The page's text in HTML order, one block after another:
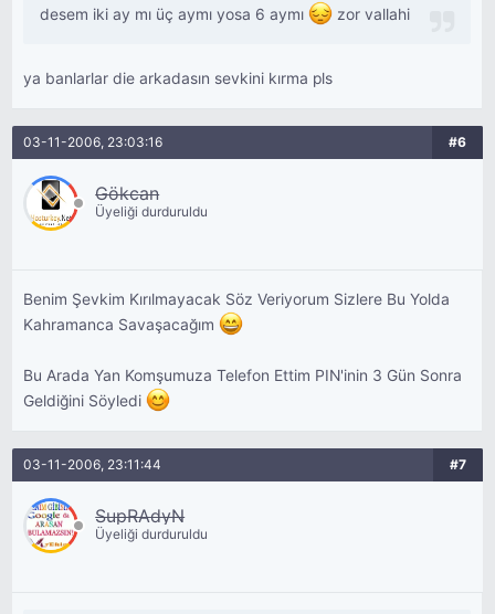
desem iki ay mı üç aymı yosa 6 aymı
zor vallahi
ya banlarlar die arkadasın sevkini kırma pls
03-11-2006, 23:03:16 #6
Gökcan
Üyeliği durduruldu
Benim Şevkim Kırılmayacak Söz Veriyorum Sizlere Bu Yolda
Kahramanca Savaşacağım
Bu Arada Yan Komşumuza Telefon Ettim PIN'inin 3 Gün Sonra
Geldiğini Söyledi
03-11-2006, 23:11:44 #7
SupRAdyN
Üyeliği durduruldu